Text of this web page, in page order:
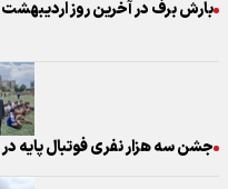
بارش برف در آخرین روز
جشن سه هزار نفری فوتبال پایه در